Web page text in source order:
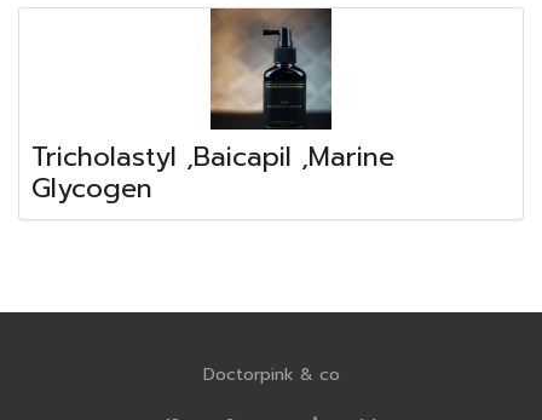
Tricholastyl ,Baicapil ,Marine
Glycogen
Doctorpink & co